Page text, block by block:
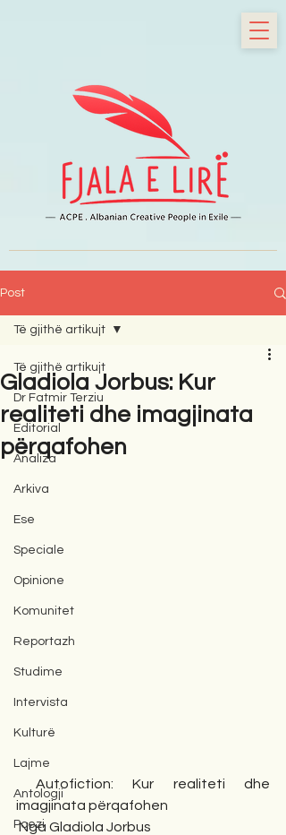
Post
Të gjithë artikujt
Dr Fatmir Terziu
Editorial
Analiza
Arkiva
Ese
Speciale
Opinione
Komunitet
Reportazh
Studime
Intervista
Kulturë
Lajme
Antologji
Poezi
Të gjithë artikujt
Gladiola Jorbus: Kur
realiteti dhe imagjinata
përqafohen
Autofiction: Kur realiteti dhe
imagjinata përqafohen
Nga Gladiola Jorbus